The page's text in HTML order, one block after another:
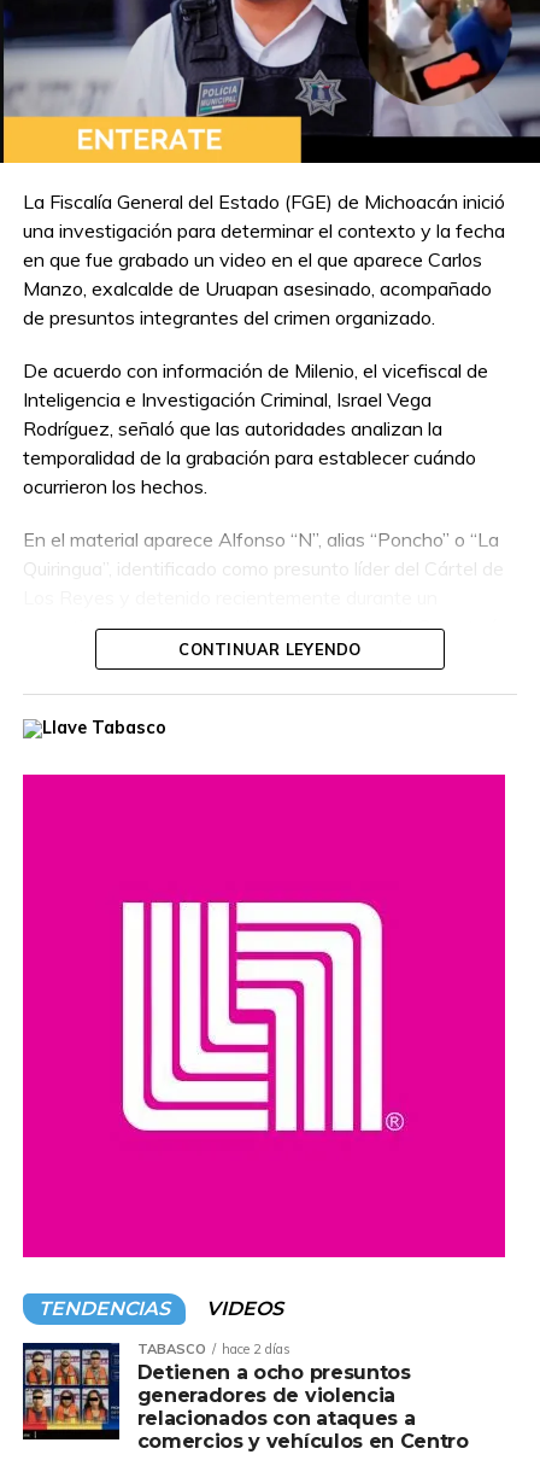
La Fiscalía General del Estado (FGE) de Michoacán inició
una investigación para determinar el contexto y la fecha
en que fue grabado un video en el que aparece Carlos
Manzo, exalcalde de Uruapan asesinado, acompañado
de presuntos integrantes del crimen organizado.
De acuerdo con información de Milenio, el vicefiscal de
Inteligencia e Investigación Criminal, Israel Vega
Rodríguez, señaló que las autoridades analizan la
temporalidad de la grabación para establecer cuándo
ocurrieron los hechos.
En el material aparece Alfonso “N”, alias “Poncho” o “La
Quiringua”, identificado como presunto líder del Cártel de
operativo interinstitucional encabezado por la Secretaría
de la Defensa Nacional.
Unidos, que habían ofrecido una recompensa de hasta
CONTINUAR LEYENDO
TENDENCIAS VIDEOS
TABASCO hace 2 días
Detienen a ocho presuntos
generadores de violencia
relacionados con ataques a
comercios y vehículos en Centro